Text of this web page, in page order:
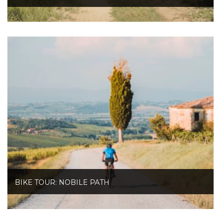
BIKE TOUR: NOBILE PATH